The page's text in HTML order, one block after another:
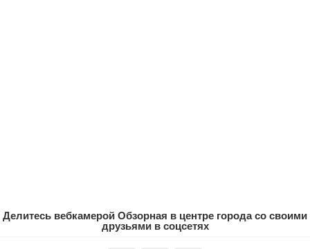
Делитесь вебкамерой Обзорная в центре города со своими
друзьями в соцсетях